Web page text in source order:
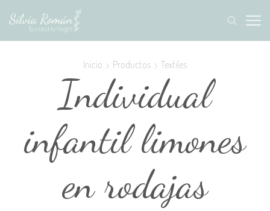
Inicio Productos Textiles
Individual
infantil limones
en rodajas